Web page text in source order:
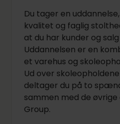
Du tager en
kvalitet og faglig
at du har kunder og
Uddannelsen er en
et varehus og
Ud over
deltager du på to
sammen med de øvrige
Group.